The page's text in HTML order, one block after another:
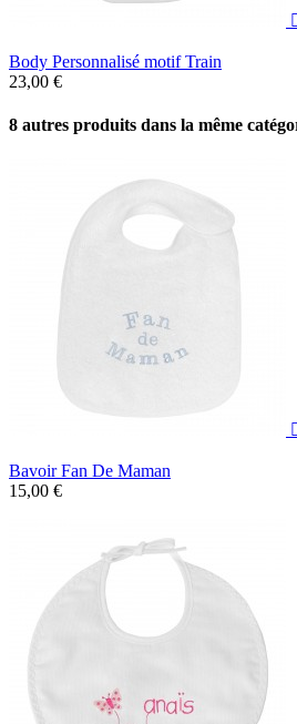
Body Personnalisé motif Train
23,00 €
8 autres produits dans la même
Bavoir Fan De Maman
15,00 €